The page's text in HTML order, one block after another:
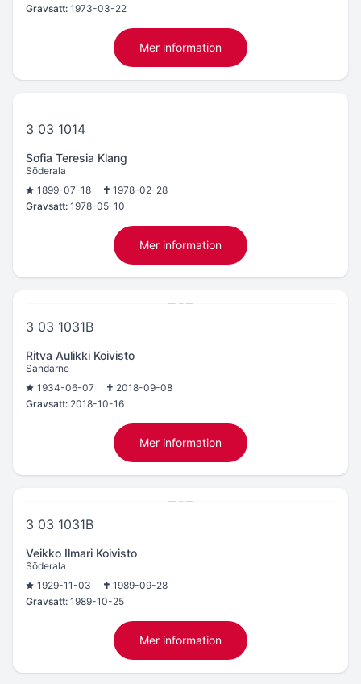
Gravsatt: 1973-03-22
Mer information
3 03 1014
Sofia Teresia Klang
Söderala
1899-07-18
1978-02-28
Gravsatt: 1978-05-10
Mer information
3 03 1031B
Ritva Aulikki Koivisto
Sandarne
1934-06-07
2018-09-08
Gravsatt: 2018-10-16
Mer information
3 03 1031B
Veikko Ilmari Koivisto
Söderala
1929-11-03
1989-09-28
Gravsatt: 1989-10-25
Mer information